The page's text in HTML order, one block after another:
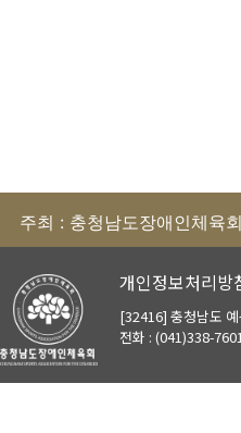
주최 : 충청남도장애인체육
개인정보처리방
[32416] 충청남도
전화 : (041)338-